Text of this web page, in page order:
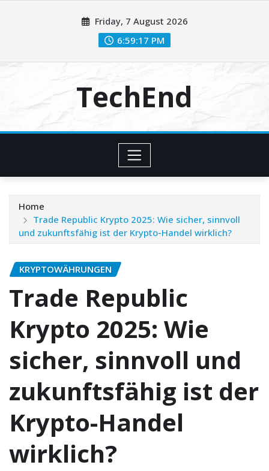
Friday, 7 August 2026
6:59:18 PM
TechEnd
Home
Trade Republic Krypto 2025: Wie sicher, sinnvoll
und zukunftsfähig ist der Krypto-Handel wirklich?
KRYPTOWÄHRUNGEN
Trade Republic
Krypto 2025: Wie
sicher, sinnvoll und
zukunftsfähig ist der
Krypto-Handel
wirklich?